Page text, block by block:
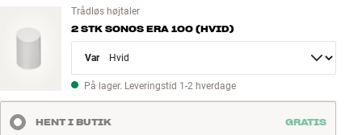
Trådløs højtaler
2 STK SONOS ERA 100 (HVID)
Variant
På lager. Leveringstid 1-2 hverdage
HENT I BUTIK GRATIS